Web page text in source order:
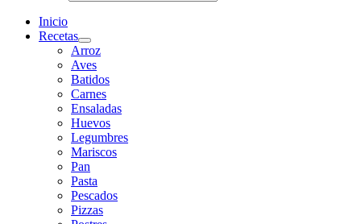
Inicio
Recetas
Arroz
Aves
Batidos
Carnes
Ensaladas
Huevos
Legumbres
Mariscos
Pan
Pasta
Pescados
Pizzas